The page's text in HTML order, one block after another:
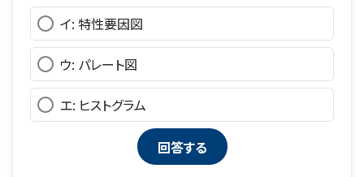
イ: 特性要因図
ウ: パレート図
エ: ヒストグラム